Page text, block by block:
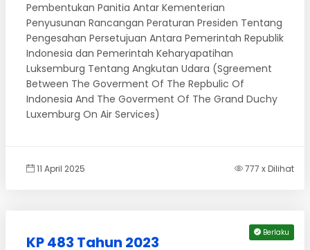
Pembentukan Panitia Antar Kementerian
Penyusunan Rancangan Peraturan Presiden Tentang
Pengesahan Persetujuan Antara Pemerintah Republik
Indonesia dan Pemerintah Keharyapatihan
Luksemburg Tentang Angkutan Udara (Sgreement
Between The Goverment Of The Repbulic Of
Indonesia And The Goverment Of The Grand Duchy
Luxemburg On Air Services)
11 April 2025 777 x Dilihat
Berlaku
KP 483 Tahun 2023